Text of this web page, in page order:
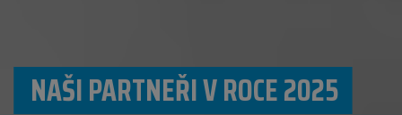
NAŠI PARTNEŘI V ROCE 2025